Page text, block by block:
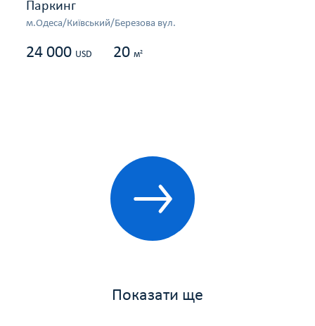
Паркинг
м.Одеса/Київський/Березова вул.
24 000 USD 20 м2
Показати ще